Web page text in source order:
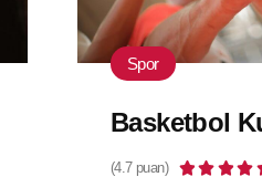
Spor
Basketbol
(4.7 puan)    